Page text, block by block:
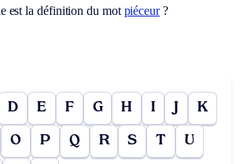
est la définition du mot piéceur?
D E F G H I J K
O P Q R S T U